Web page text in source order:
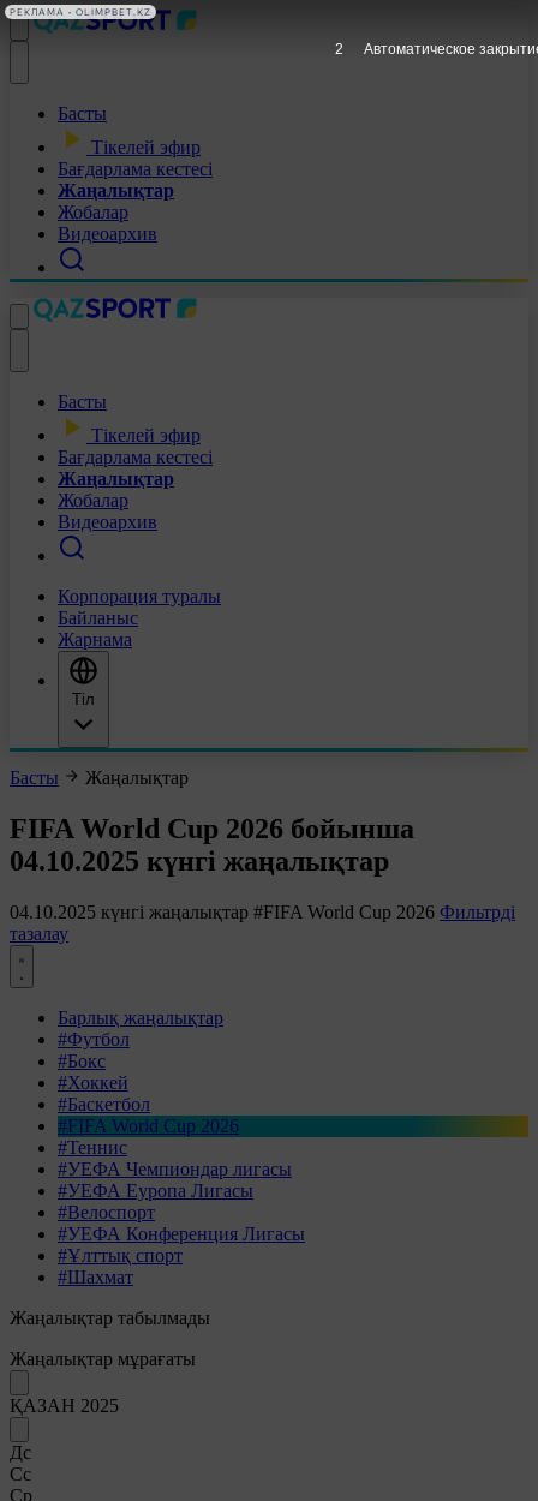
Басты
Тікелей эфир
Бағдарлама кестесі
Жаңалықтар
Жобалар
Видеоархив
Басты
Тікелей эфир
Бағдарлама кестесі
Жаңалықтар
Жобалар
Видеоархив
Корпорация туралы
Байланыс
Жарнама
Тіл
Басты Жаңалықтар
FIFA World Cup 2026 бойынша
04.10.2025 күнгі жаңалықтар
04.10.2025 күнгі жаңалықтар #FIFA World Cup 2026 Фильтрді
тазалау
Барлық жаңалықтар
#Футбол
#Бокс
#Хоккей
#Баскетбол
#FIFA World Cup 2026
#Теннис
#УЕФА Чемпиондар лигасы
#УЕФА Еуропа Лигасы
#Велоспорт
#УЕФА Конференция Лигасы
#Ұлттық спорт
#Шахмат
Жаңалықтар табылмады
Жаңалықтар мұрағаты
ҚАЗАН 2025
Дс
Сс
Ср
1 Автоматическое
РЕКЛАМА • OLIMPBET.KZ